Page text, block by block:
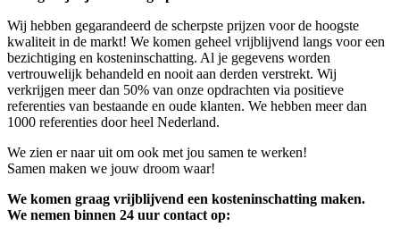
Wij hebben gegarandeerd de scherpste prijzen voor de hoogste
kwaliteit in de markt! We komen geheel vrijblijvend langs voor een
bezichtiging en kosteninschatting. Al je gegevens worden
vertrouwelijk behandeld en nooit aan derden verstrekt. Wij
verkrijgen meer dan 50% van onze opdrachten via positieve
referenties van bestaande en oude klanten. We hebben meer dan
1000 referenties door heel Nederland.
We zien er naar uit om ook met jou samen te werken!
Samen maken we jouw droom waar!
We komen graag vrijblijvend een kosteninschatting maken.
We nemen binnen 24 uur contact op: